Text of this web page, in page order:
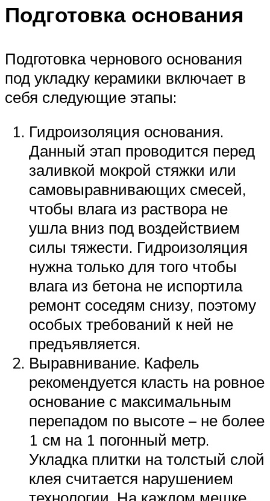
Подготовка основания
Подготовка чернового основания
под укладку керамики включает в
себя следующие этапы:
Гидроизоляция основания.
Данный этап проводится перед
заливкой мокрой стяжки или
самовыравнивающих смесей,
чтобы влага из раствора не
ушла вниз под воздействием
силы тяжести. Гидроизоляция
нужна только для того чтобы
влага из бетона не испортила
ремонт соседям снизу, поэтому
особых требований к ней не
предъявляется.
Выравнивание. Кафель
рекомендуется класть на ровное
основание с максимальным
перепадом по высоте – не более
1 см на 1 погонный метр.
Укладка плитки на толстый слой
клея считается нарушением